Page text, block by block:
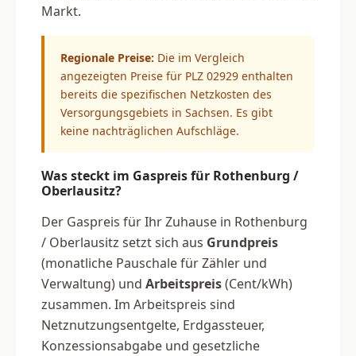
Markt.
Regionale Preise: Die im Vergleich
angezeigten Preise für PLZ 02929 enthalten
bereits die spezifischen Netzkosten des
Versorgungsgebiets in Sachsen. Es gibt
keine nachträglichen Aufschläge.
Was steckt im Gaspreis für Rothenburg /
Oberlausitz?
Der Gaspreis für Ihr Zuhause in Rothenburg
/ Oberlausitz setzt sich aus Grundpreis
(monatliche Pauschale für Zähler und
Verwaltung) und Arbeitspreis(Cent/kWh)
zusammen. Im Arbeitspreis sind
Netznutzungsentgelte, Erdgassteuer,
Konzessionsabgabe und gesetzliche